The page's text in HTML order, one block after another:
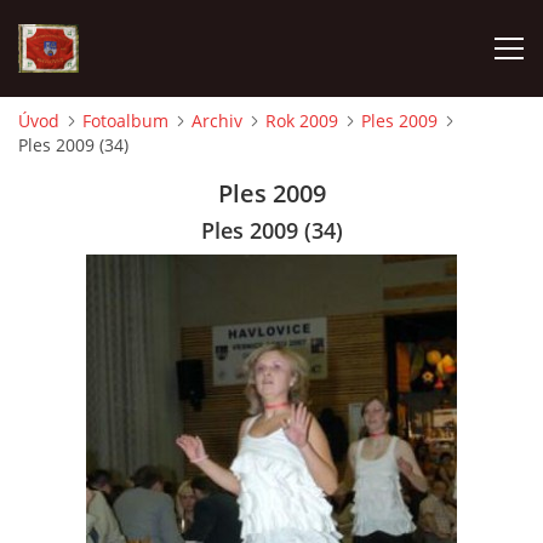
AKTUALITY
KROUŽEK MLADÝCH HASIČŮ
KONTAKT
Úvod Fotoalbum Archiv Rok 2009
Ples 2009
Ples 2009 (34)
Ples 2009
Ples 2009 (34)